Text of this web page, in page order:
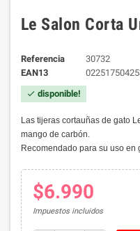
Le Salon Corta
Referencia
30732
EAN13
check disponible!
Las tijeras cortauñas de gato
mango de carbón.
Recomendado para su uso en
$6.990
Impuestos incluidos